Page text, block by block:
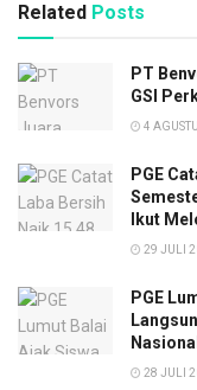
Related Posts
PT
GSI
4
PGE
Ikut
29 JULI
PGE
Nasional
28 JULI